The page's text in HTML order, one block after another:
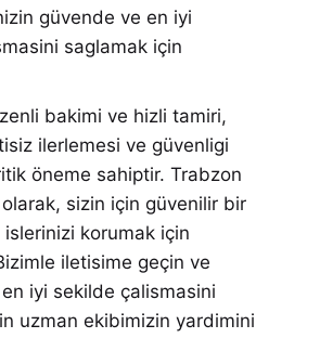
güvende ve en iyi
saglamak için
bakimi ve hizli tamiri,
ilerlemesi ve güvenligi
öneme sahiptir. Trabzon
sizin için güvenilir bir
korumak için
iletisime geçin ve
iyi sekilde çalismasini
uzman ekibimizin yardimini